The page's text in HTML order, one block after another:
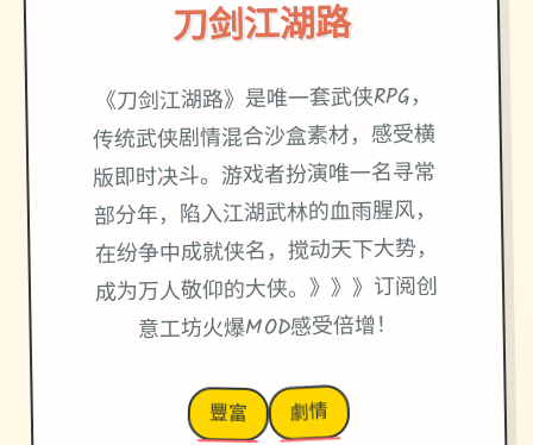
刀剑江湖路
《刀剑江湖路》是唯一套武侠RPG，
传统武侠剧情混合沙盒素材，感受横
版即时决斗。游戏者扮演唯一名寻常
部分年，陷入江湖武林的血雨腥风，
在纷争中成就侠名，搅动天下大势，
成为万人敬仰的大侠。》》》订阅创
意工坊火爆MOD感受倍增！
豐富 劇情